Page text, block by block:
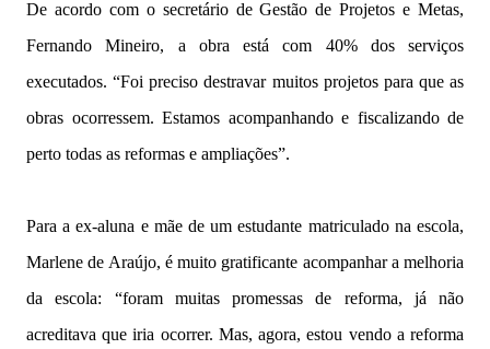
De acordo com o secretário de Gestão de Projetos e Metas,
Fernando Mineiro, a obra está com 40% dos serviços
executados. “Foi preciso destravar muitos projetos para que as
obras ocorressem. Estamos acompanhando e fiscalizando de
perto todas as reformas e ampliações”.
Para a ex-aluna e mãe de um estudante matriculado na escola,
Marlene de Araújo, é muito gratificante acompanhar a melhoria
da escola: “foram muitas promessas de reforma, já não
acreditava que iria ocorrer. Mas, agora, estou vendo a reforma